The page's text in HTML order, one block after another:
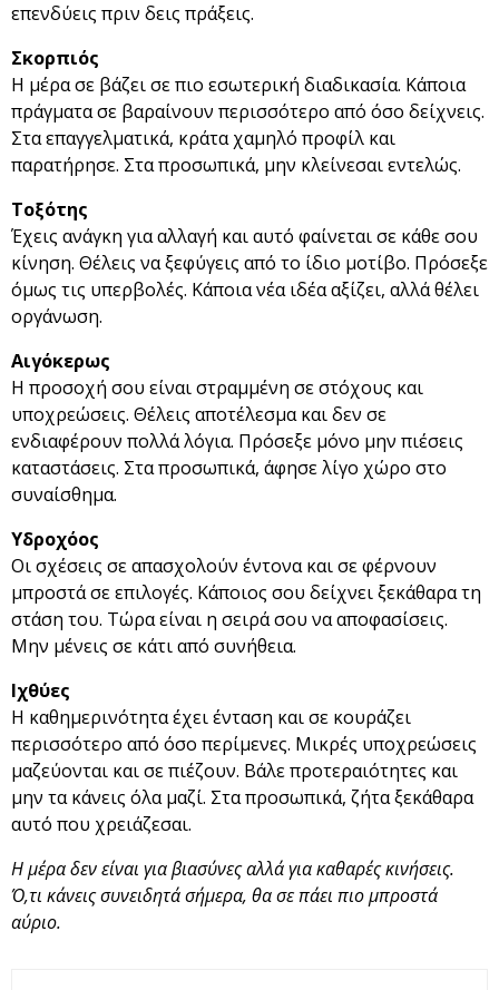
επενδύεις πριν δεις πράξεις.
Σκορπιός
Η μέρα σε βάζει σε πιο εσωτερική διαδικασία. Κάποια
πράγματα σε βαραίνουν περισσότερο από όσο δείχνεις.
Στα επαγγελματικά, κράτα χαμηλό προφίλ και
παρατήρησε. Στα προσωπικά, μην κλείνεσαι εντελώς.
Τοξότης
Έχεις ανάγκη για αλλαγή και αυτό φαίνεται σε κάθε σου
κίνηση. Θέλεις να ξεφύγεις από το ίδιο μοτίβο. Πρόσεξε
όμως τις υπερβολές. Κάποια νέα ιδέα αξίζει, αλλά θέλει
οργάνωση.
Αιγόκερως
Η προσοχή σου είναι στραμμένη σε στόχους και
υποχρεώσεις. Θέλεις αποτέλεσμα και δεν σε
ενδιαφέρουν πολλά λόγια. Πρόσεξε μόνο μην πιέσεις
καταστάσεις. Στα προσωπικά, άφησε λίγο χώρο στο
συναίσθημα.
Υδροχόος
Οι σχέσεις σε απασχολούν έντονα και σε φέρνουν
μπροστά σε επιλογές. Κάποιος σου δείχνει ξεκάθαρα τη
στάση του. Τώρα είναι η σειρά σου να αποφασίσεις.
Μην μένεις σε κάτι από συνήθεια.
Ιχθύες
Η καθημερινότητα έχει ένταση και σε κουράζει
περισσότερο από όσο περίμενες. Μικρές υποχρεώσεις
μαζεύονται και σε πιέζουν. Βάλε προτεραιότητες και
μην τα κάνεις όλα μαζί. Στα προσωπικά, ζήτα ξεκάθαρα
αυτό που χρειάζεσαι.
Η μέρα δεν είναι για βιασύνες αλλά για καθαρές κινήσεις.
Ό,τι κάνεις συνειδητά σήμερα, θα σε πάει πιο μπροστά
αύριο.